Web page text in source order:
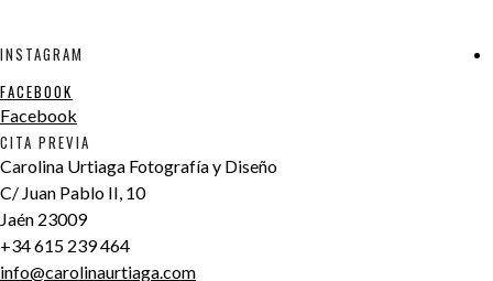
INSTAGRAM
FACEBOOK
Facebook
CITA PREVIA
Carolina Urtiaga Fotografía y Diseño
C/ Juan Pablo II, 10
Jaén 23009
+34 615 239 464
info@carolinaurtiaga.com